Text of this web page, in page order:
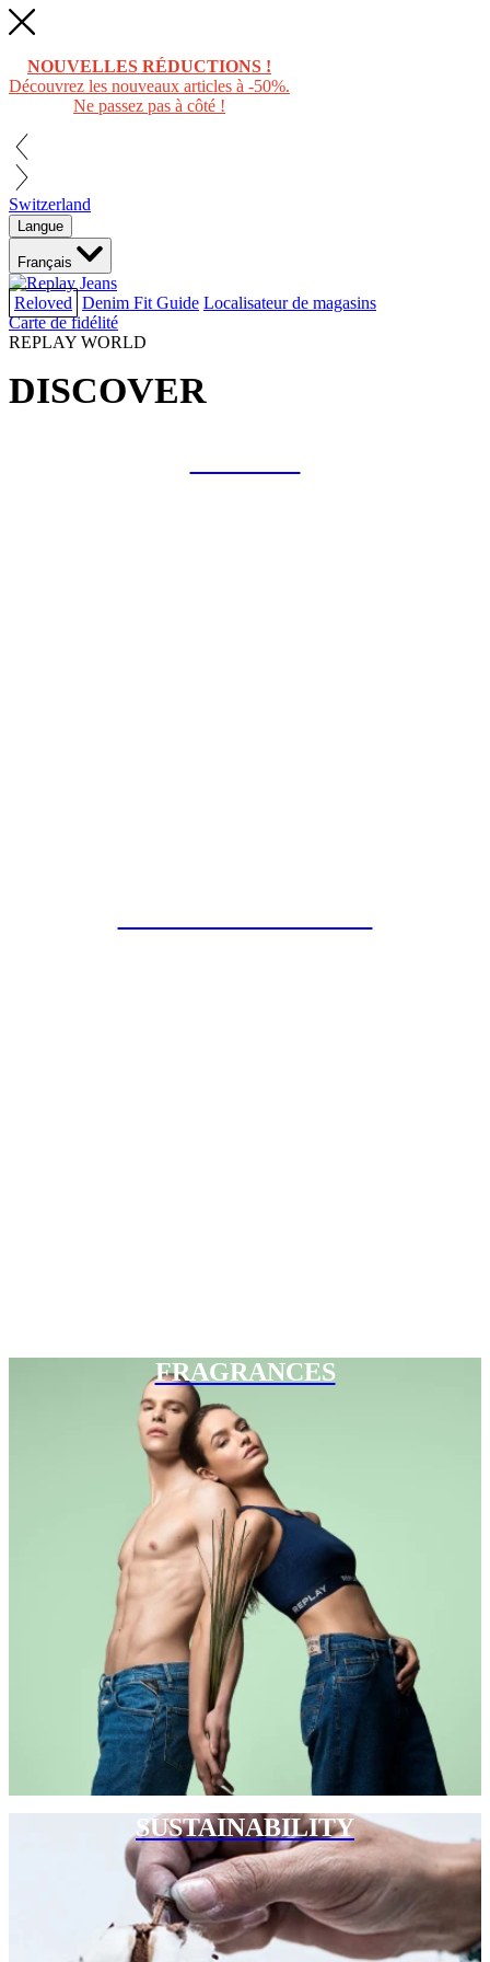
NOUVELLES RÉDUCTIONS !
Découvrez les nouveaux articles à -50%.
Ne passez pas à côté !
Switzerland
Langue
Français
Reloved Denim Fit Guide Localisateur de magasins
Carte de fidélité
REPLAY WORLD
DISCOVER
FRAGRANCES
SUSTAINABILITY